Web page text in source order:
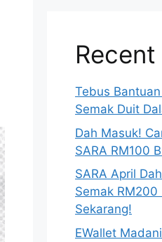
Tebus
Semak Duit
Dah Masuk!
SARA RM100
SARA April
Semak RM200
Sekarang!
EWallet